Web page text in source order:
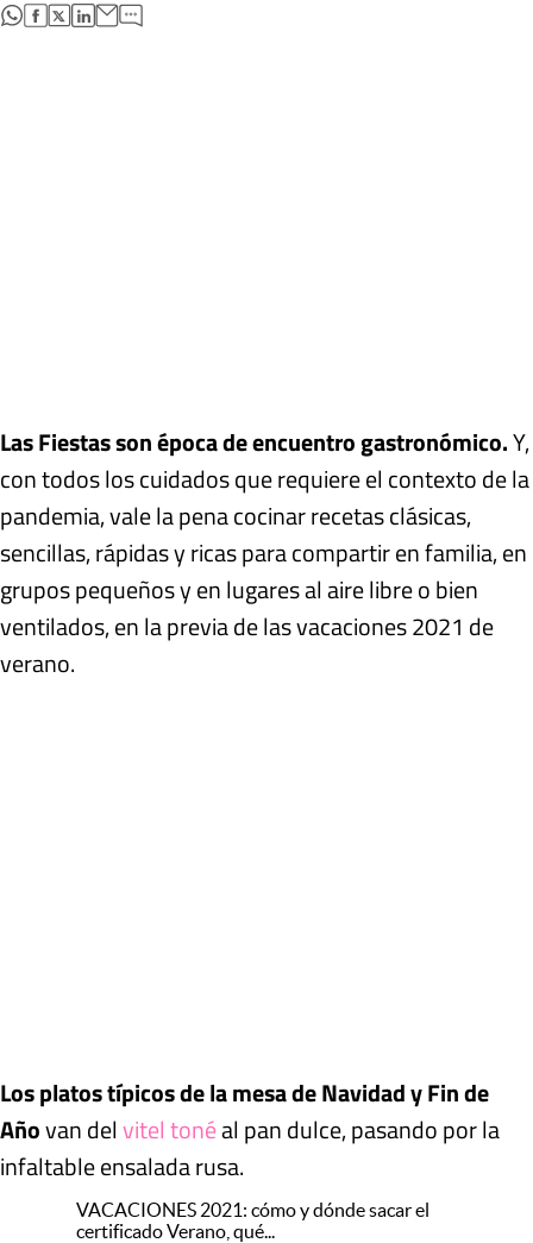
abre en nueva pestaña
abre en nueva pestaña
abre en nueva pestaña
abre en nueva pestaña
Las Fiestas son época de encuentro gastronómico.Y,
con todos los cuidados que requiere el contexto de la
pandemia, vale la pena cocinar recetas clásicas,
sencillas, rápidas y ricas para compartir en familia, en
grupos pequeños y en lugares al aire libre o bien
ventilados, en la previa de las vacaciones 2021 de
verano.
Los platos típicos de la mesa de Navidad y Fin de
Añovan delvitel tonéal pan dulce, pasando por la
infaltable ensalada rusa.
VACACIONES 2021: cómo y dónde sacar el
certificado Verano, qué...